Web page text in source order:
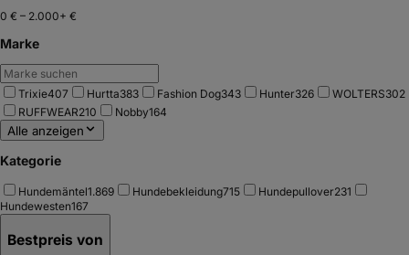
0 € – 2.000+ €
Marke
Trixie407 Hurtta383 Fashion Dog343 Hunter326 WOLTERS302
RUFFWEAR210 Nobby164
Alle anzeigen
Kategorie
Hundemäntel1.869 Hundebekleidung715 Hundepullover231
Hundewesten167
Bestpreis von